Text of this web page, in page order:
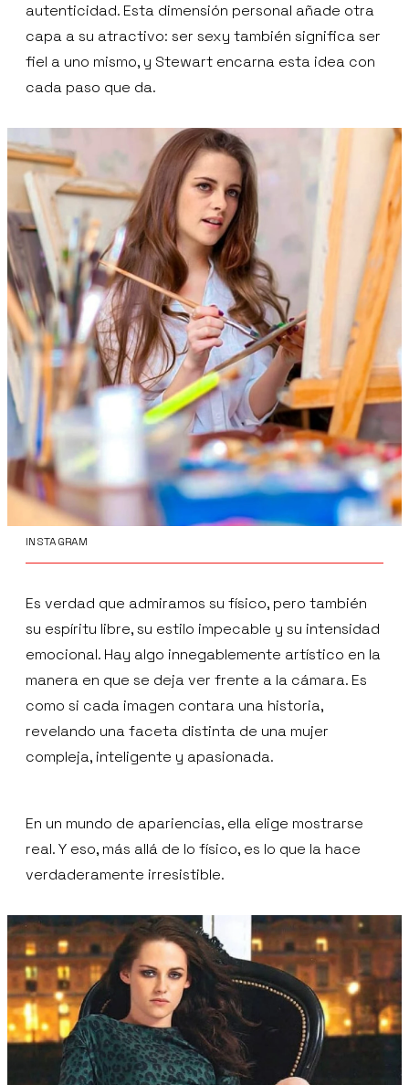
autenticidad. Esta dimensión personal añade otra
capa a su atractivo: ser sexy también significa ser
fiel a uno mismo, y Stewart encarna esta idea con
cada paso que da.
INSTAGRAM
Es verdad que admiramos su físico, pero también
su espíritu libre, su estilo impecable y su intensidad
emocional. Hay algo innegablemente artístico en la
manera en que se deja ver frente a la cámara. Es
como si cada imagen contara una historia,
revelando una faceta distinta de una mujer
compleja, inteligente y apasionada.
En un mundo de apariencias, ella elige mostrarse
real. Y eso, más allá de lo físico, es lo que la hace
verdaderamente irresistible.